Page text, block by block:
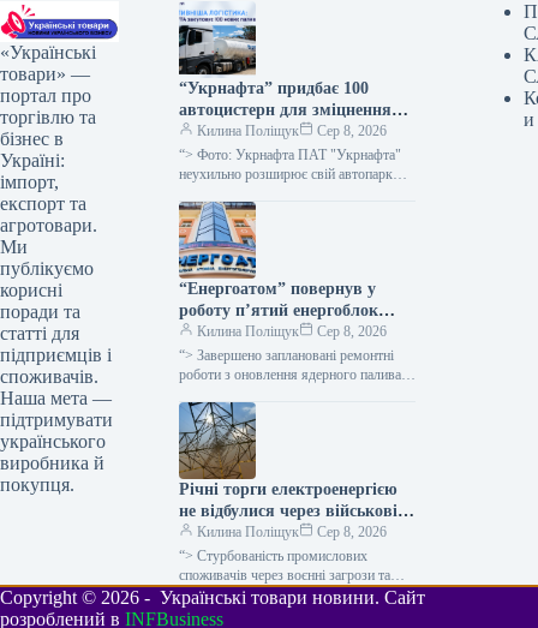
«Українські
товари» —
портал про
торгівлю та
бізнес в
Україні:
імпорт,
експорт та
агротовари.
Ми
публікуємо
корисні
поради та
статті для
підприємців і
споживачів.
Наша мета —
підтримувати
українського
виробника й
покупця.
“Укрнафта” придбає 100
автоцистерн для зміцнення
безпеки доставки палива
Килина Поліщук
Сер 8, 2026
“> Фото: Укрнафта ПАТ "Укрнафта"
неухильно розширює свій автопарк
забезпечення пальним по всій території
держави, проінформувала…
“Енергоатом” повернув у
роботу п’ятий енергоблок
після планового технічного
обслуговування.
Килина Поліщук
Сер 8, 2026
“> Завершено заплановані ремонтні
роботи з оновлення ядерного палива
електростанцій, а також технічне
обслуговування двох…
Річні торги електроенергією
не відбулися через військові
ризики для покупців та
надмірну вартість, зазначає
народний депутат.
Килина Поліщук
Сер 8, 2026
“> Стурбованість промислових
споживачів через воєнні загрози та
надмірно висока вартість стали одними
з чинників невдачі аукціону з продажу
и
Copyright © 2026 - Українські товари новини. Сайт
розроблений в INFBusiness